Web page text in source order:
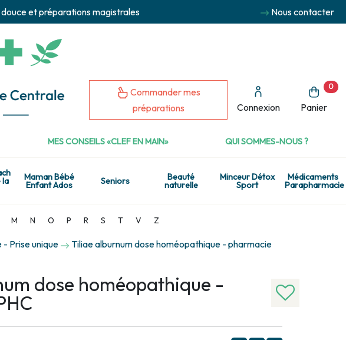
et préparations magistrales Nous contacter
Commander mes
préparations
Connexion Panier
0
MES CONSEILS «CLEF EN MAIN» QUI SOMMES-NOUS ?
la Maman Bébé
Enfant Ados Seniors Beauté
naturelle
Minceur Détox
Sport
Médicaments
Parapharmacie
M N O P R S T V Z
Prise unique
Tiliae alburnum dose homéopathique - pharmacie
dose homéopathique -